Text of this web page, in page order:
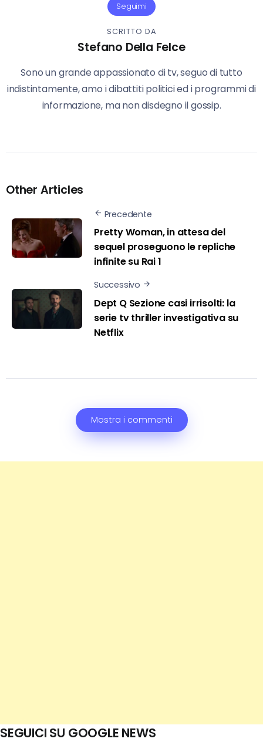
Seguimi
SCRITTO DA
Stefano Della Felce
Sono un grande appassionato di tv, seguo di tutto
indistintamente, amo i dibattiti politici ed i programmi di
informazione, ma non disdegno il gossip.
Other Articles
Precedente
Pretty Woman, in attesa del
sequel proseguono le repliche
infinite su Rai 1
Successivo
Dept Q Sezione casi irrisolti: la
serie tv thriller investigativa su
Netflix
Mostra i commenti
SEGUICI SU GOOGLE NEWS